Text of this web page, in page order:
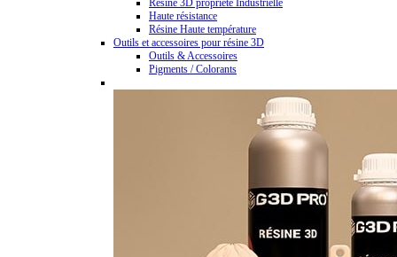
Résine 3D propriété Industrielle
Haute résistance
Résine Haute température
Outils et accessoires pour résine 3D
Outils & Accessoires
Pigments / Colorants